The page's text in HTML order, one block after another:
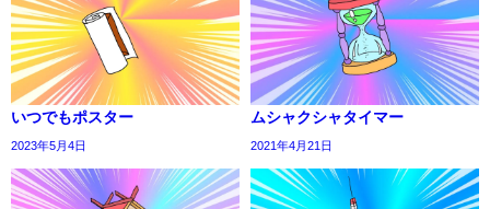
いつでもポスター
2023年5月4日
ムシャクシャタイマー
2021年4月21日